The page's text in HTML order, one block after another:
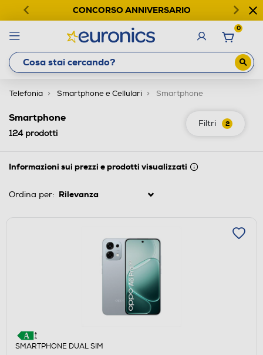
CONCORSO ANNIVERSARIO
0
Telefonia Smartphone e Cellulari Smartphone
Filtri 2
Smartphone
124prodotti
Informazioni sui prezzi e prodotti visualizzati
Ordina per:
SMARTPHONE DUAL SIM